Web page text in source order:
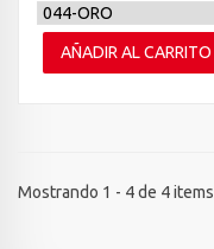
AÑADIR AL CARRITO
Mostrando 1 - 4 de 4 items